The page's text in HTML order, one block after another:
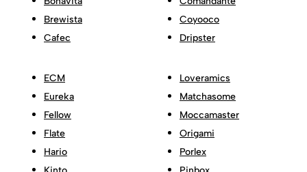
Brewista
Cafec
Coyooco
Dripster
ECM
Eureka
Fellow
Flate
Hario
Loveramics
Matchasome
Moccamaster
Origami
Porlex